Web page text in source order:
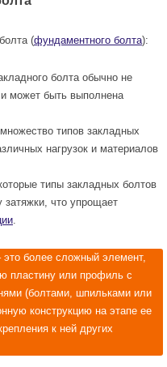
(фундаментного болта):
болта обычно не
может быть выполнена
типов закладных
нагрузок и материалов
типы закладных болтов
затяжки, что упрощает
более сложный элемент,
пластину или профиль с
(болтами, шпильками или
конструкцию на этапе ее
к ней других